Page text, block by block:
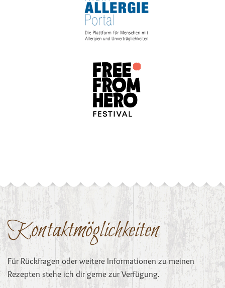
Kontaktmöglichkeiten
Für Rückfragen oder weitere Informationen zu meinen
Rezepten stehe ich dir gerne zur Verfügung.